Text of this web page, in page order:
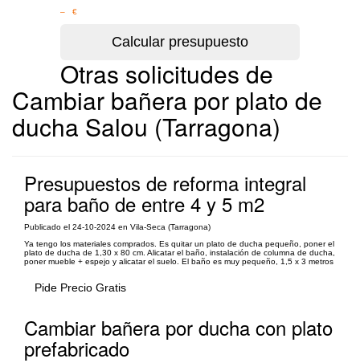
– €
Otras solicitudes de
Cambiar bañera por plato de
ducha Salou (Tarragona)
Presupuestos de reforma integral
para baño de entre 4 y 5 m2
Publicado el 24-10-2024 en Vila-Seca (Tarragona)
Ya tengo los materiales comprados. Es quitar un plato de ducha pequeño, poner el
plato de ducha de 1,30 x 80 cm. Alicatar el baño, instalación de columna de ducha,
poner mueble + espejo y alicatar el suelo. El baño es muy pequeño, 1,5 x 3 metros
Pide Precio Gratis
Cambiar bañera por ducha con plato
prefabricado